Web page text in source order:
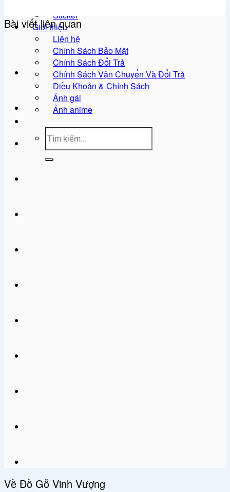
Sticker
Giới thiệu
Liên hệ
Chính Sách Bảo Mật
Chính Sách Đổi Trả
Chính Sách Vận Chuyển Và Đổi Trả
Điều Khoản & Chính Sách
Ảnh gái
Ảnh anime
Tìm
kiếm:
Bài viết liên quan
Về Đồ Gỗ Vinh Vượng